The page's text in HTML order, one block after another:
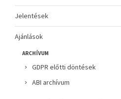
Jelentések
Ajánlások
ARCHÍVUM
GDPR előtti döntések
ABI archívum